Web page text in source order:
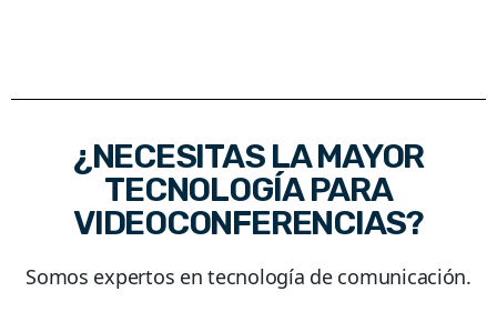
¿NECESITAS LA MAYOR
TECNOLOGÍA PARA
VIDEOCONFERENCIAS?
Somos expertos en tecnología de comunicación.